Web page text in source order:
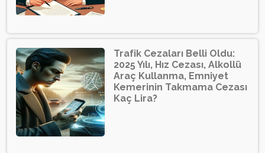
Trafik Cezaları Belli Oldu:
2025 Yılı, Hız Cezası, Alkollü
Araç Kullanma, Emniyet
Kemerinin Takmama Cezası
Kaç Lira?